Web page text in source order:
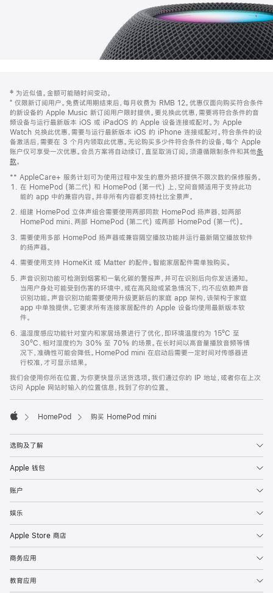
页
页
脚
注
‡ 为近似值。金额可能随时间变动。
⁺ 仅限新订阅用户。免费试用期结束后，每月收费为 RMB 12。优惠仅面向购买符合条件
的新设备的 Apple Music 新订阅用户限时提供。要兑换此优惠，需要将符合条件的音
频设备与运行最新版本 iOS 或 iPadOS 的 Apple 设备连接或配对。为 Apple
Watch 兑换此优惠，需要与运行最新版本 iOS 的 iPhone 连接或配对。符合条件的设
备激活后，需要在 3 个月内领取此优惠。无论购买多少件符合条件的设备，每个 Apple
账户仅可享受一次优惠。会员方案将自动续订，直至取消订阅。须遵循限制条件和其他条
款。
窗
口
中
打
开)
** AppleCare+ 服务计划可为使用过程中发生的意外损坏提供不限次数的保修服务。
在 HomePod (第二代) 和 HomePod (第一代) 上，空间音频适用于支持此功
能的 app 中的兼容内容。并非所有内容都支持杜比全景声。
组建 HomePod 立体声组合需要使用两部同款 HomePod 扬声器，如两部
HomePod mini、两部 HomePod (第二代) 或两部 HomePod (第一代)。
需要使用多部 HomePod 扬声器或兼容隔空播放功能并运行最新隔空播放软件
的扬声器。
需要使用支持 HomeKit 或 Matter 的配件。智能家居配件需单独购买。
声音识别功能可检测到烟雾和一氧化碳的警报声，并可在识别后向你发送通知。
当用户身处可能受到伤害的环境中，或在高风险或紧急情况下，均不应依赖声音
识别功能。声音识别功能需要使用升级更新后的家庭 app 架构，该架构于家庭
app 中单独提供。它要求所有连接家居配件的 Apple 设备均使用最新版本软
件。
温湿度感应功能针对室内和家居场景进行了优化，即环境温度约为 15ºC 至
30ºC、相对湿度约为 30% 至 70% 的场景。在长时间以高音量播放音频等情
况下，准确性可能会降低。HomePod mini 在启动后需要一定时间对传感器进
行校准，才可显示结果。
我们会使用你所在位置，为你更快显示送货选项。我们通过你的 IP 地址，或者你在上次
访问 Apple 网站时输入的位置信息，找到了你的位置。
HomePod 购买 HomePod mini
选购及了解
Apple 钱包
账户
娱乐
Apple Store 商店
商务应用
教育应用